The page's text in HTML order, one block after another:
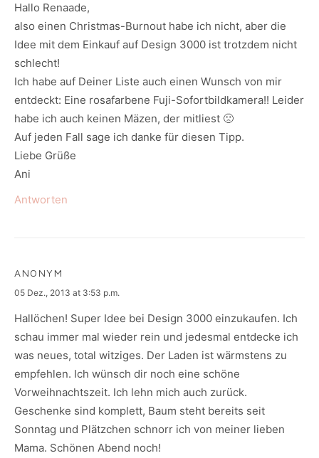
Hallo Renaade,
also einen Christmas-Burnout habe ich nicht, aber die
Idee mit dem Einkauf auf Design 3000 ist trotzdem nicht
schlecht!
Ich habe auf Deiner Liste auch einen Wunsch von mir
entdeckt: Eine rosafarbene Fuji-Sofortbildkamera!! Leider
habe ich auch keinen Mäzen, der mitliest 🙁
Auf jeden Fall sage ich danke für diesen Tipp.
Liebe Grüße
Ani
Antworten
ANONYM
says:
05 Dez., 2013 at 3:53 p.m.
Hallöchen! Super Idee bei Design 3000 einzukaufen. Ich
schau immer mal wieder rein und jedesmal entdecke ich
was neues, total witziges. Der Laden ist wärmstens zu
empfehlen. Ich wünsch dir noch eine schöne
Vorweihnachtszeit. Ich lehn mich auch zurück.
Geschenke sind komplett, Baum steht bereits seit
Sonntag und Plätzchen schnorr ich von meiner lieben
Mama. Schönen Abend noch!